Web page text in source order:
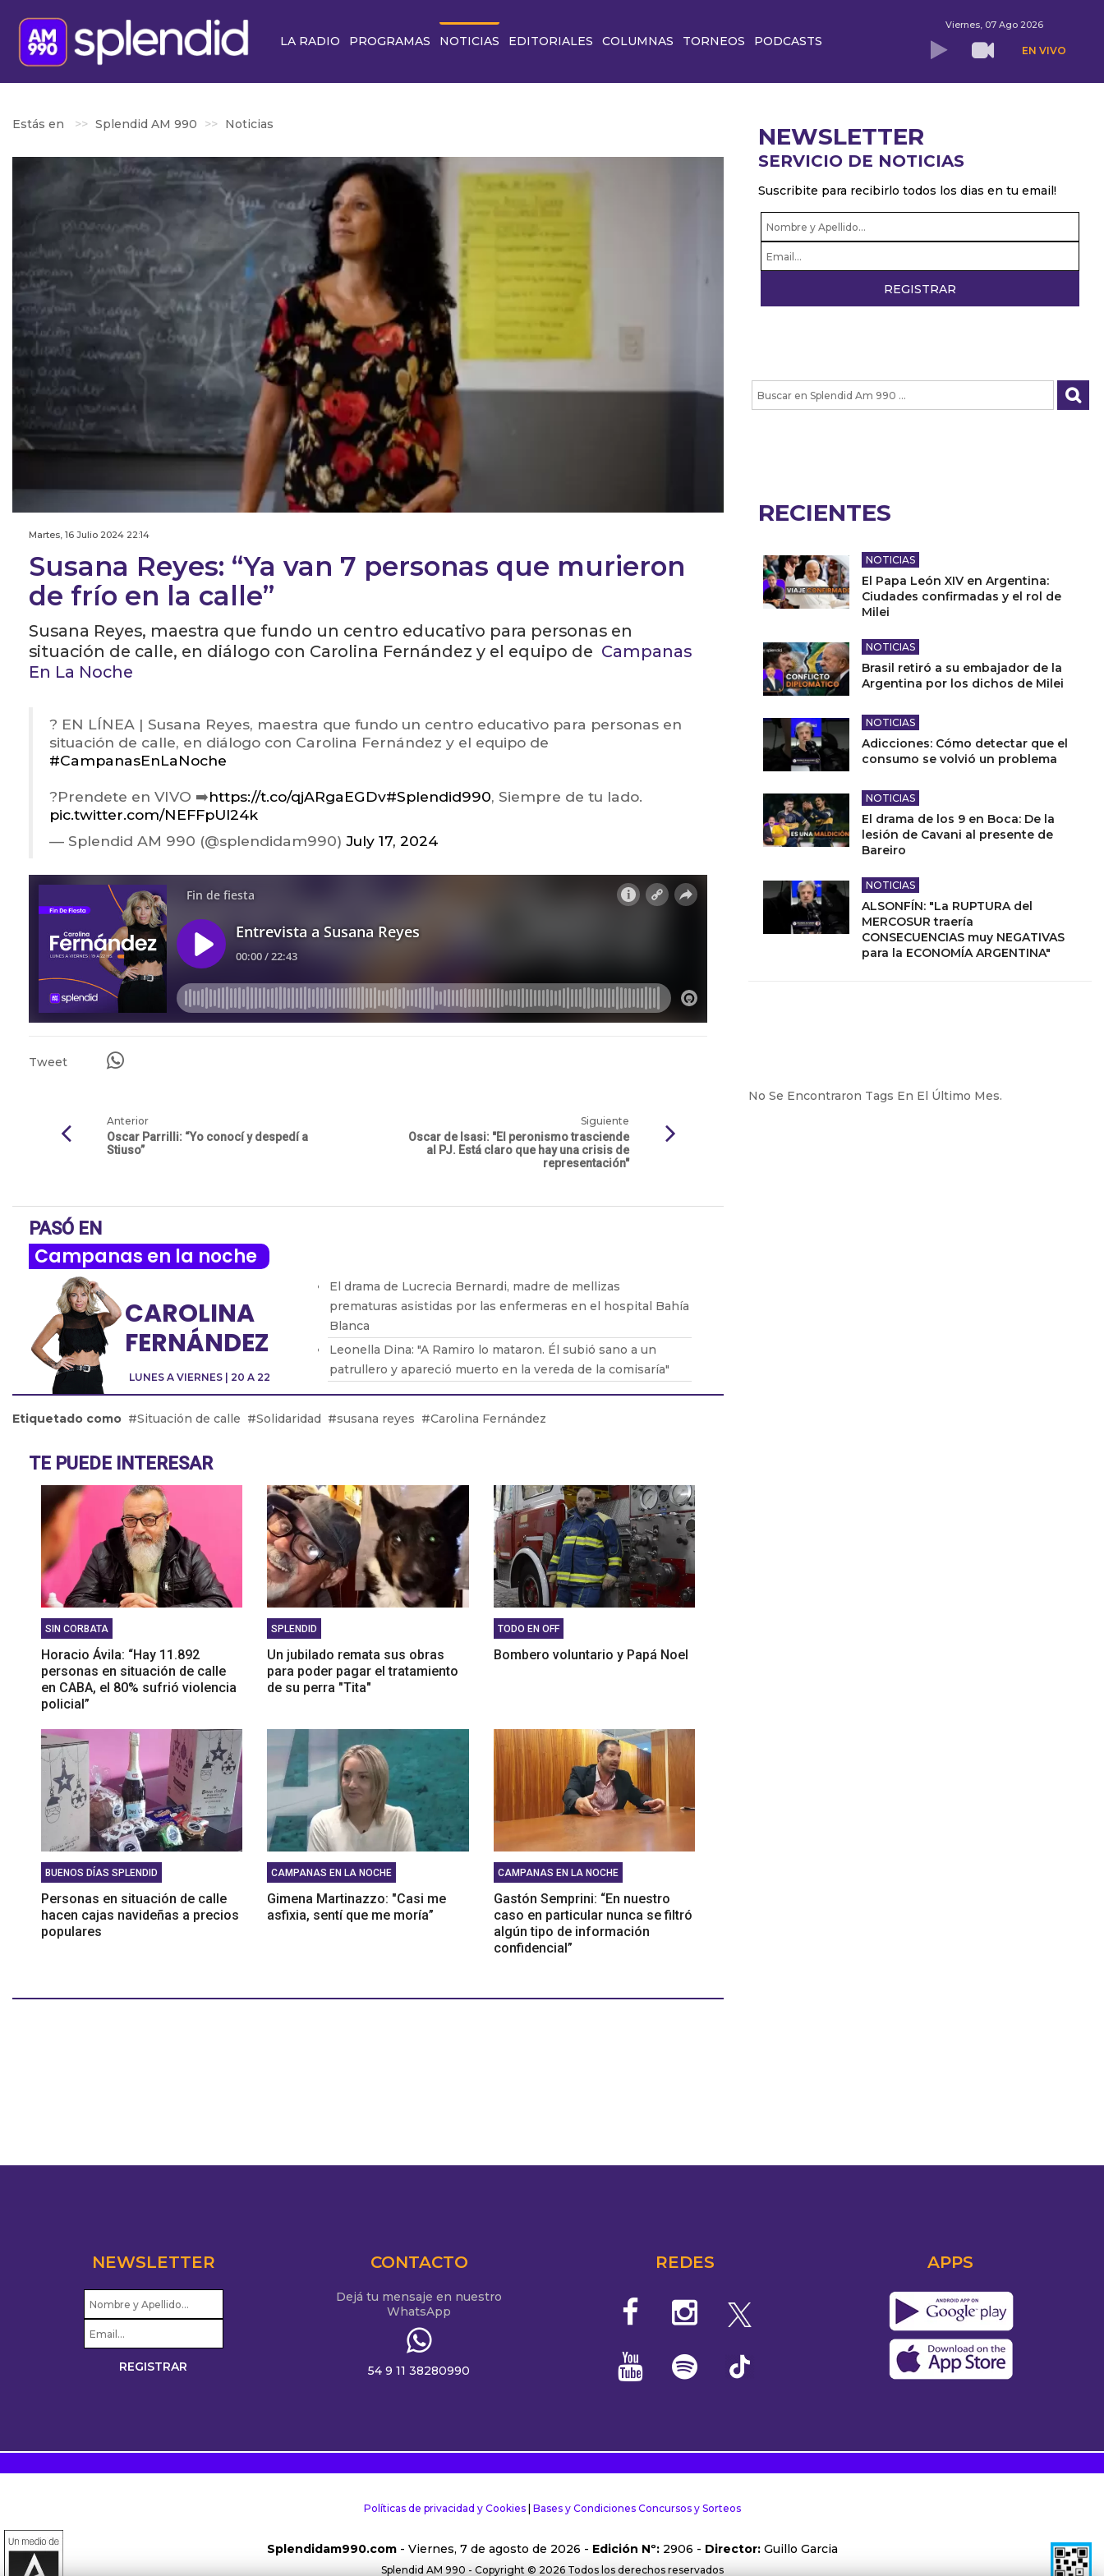
LA RADIO PROGRAMAS NOTICIAS EDITORIALES COLUMNAS TORNEOS PODCASTS
Viernes, 07 Ago 2026
EN VIVO
Estás en Splendid AM 990 Noticias
Martes, 16 Julio 2024 22:14
Susana Reyes: “Ya van 7 personas que murieron
de frío en la calle”
Susana Reyes, maestra que fundo un centro educativo para personas en
situación de calle, en diálogo con Carolina Fernández y el equipo de Campanas
En La Noche
? EN LÍNEA | Susana Reyes, maestra que fundo un centro educativo para personas en
situación de calle, en diálogo con Carolina Fernández y el equipo de
#CampanasEnLaNoche
?Prendete en VIVO ➡️https://t.co/qjARgaEGDv#Splendid990, Siempre de tu lado.
pic.twitter.com/NEFFpUl24k
— Splendid AM 990 (@splendidam990) July 17, 2024
Tweet
Anterior
Oscar Parrilli: “Yo conocí y despedí a
Stiuso”
Siguiente
Oscar de Isasi: "El peronismo trasciende
al PJ. Está claro que hay una crisis de
representación"
PASÓ EN
Campanas en la noche
LUNES A VIERNES | 20 A 22
CAROLINA
FERNÁNDEZ
El drama de Lucrecia Bernardi, madre de mellizas
prematuras asistidas por las enfermeras en el hospital Bahía
Blanca
Leonella Dina: "A Ramiro lo mataron. Él subió sano a un
patrullero y apareció muerto en la vereda de la comisaría"
Enrique Viale: “El fiscal de El Bolson hizo un papelón”
Laura Azcurra habló sobre los incendios que ocurren en la
Etiquetado como Situación de calle Solidaridad susana reyes Carolina Fernández
TE PUEDE INTERESAR
SIN CORBATA
Horacio Ávila: “Hay 11.892
personas en situación de calle
en CABA, el 80% sufrió violencia
policial”
SPLENDID
Un jubilado remata sus obras
para poder pagar el tratamiento
de su perra "Tita"
TODO EN OFF
Bombero voluntario y Papá Noel
BUENOS DÍAS SPLENDID
Personas en situación de calle
hacen cajas navideñas a precios
populares
CAMPANAS EN LA NOCHE
Gimena Martinazzo: "Casi me
asfixia, sentí que me moría”
CAMPANAS EN LA NOCHE
Gastón Semprini: “En nuestro
caso en particular nunca se filtró
algún tipo de información
confidencial”
NEWSLETTER
SERVICIO DE NOTICIAS
Suscribite para recibirlo todos los dias en tu email!
RECIENTES
NOTICIAS
El Papa León XIV en Argentina:
Ciudades confirmadas y el rol de
Milei
NOTICIAS
Brasil retiró a su embajador de la
Argentina por los dichos de Milei
NOTICIAS
Adicciones: Cómo detectar que el
consumo se volvió un problema
NOTICIAS
El drama de los 9 en Boca: De la
lesión de Cavani al presente de
Bareiro
NOTICIAS
ALSONFÍN: "La RUPTURA del
MERCOSUR traería
CONSECUENCIAS muy NEGATIVAS
para la ECONOMÍA ARGENTINA"
No Se Encontraron Tags En El Último Mes.
NEWSLETTER CONTACTO
Dejá tu mensaje en nuestro
WhatsApp
54 9 11 38280990
REDES APPS
Políticas de privacidad y Cookies| Bases y Condiciones Concursos y Sorteos
Splendidam990.com- Viernes, 7 de agosto de 2026 - Edición Nº:2906 - Director:Guillo Garcia
Splendid AM 990 - Copyright © 2026 Todos los derechos reservados